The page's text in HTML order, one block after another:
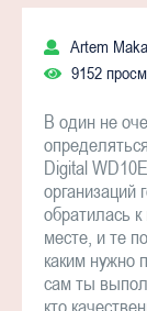
Artem
9152
В один не
Digital
организаций
обратилась
месте, и те
каким нужно
сам ты